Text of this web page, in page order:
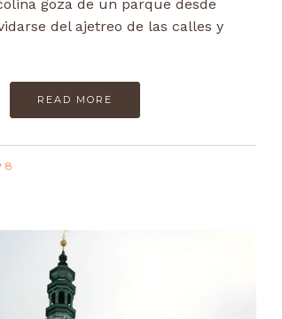
goza de un parque desde
del ajetreo de las calles y
READ MORE
8